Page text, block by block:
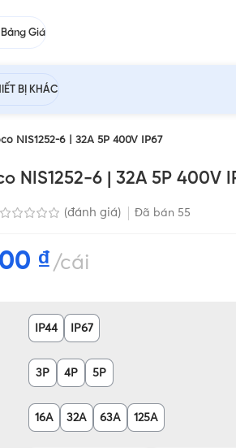
Giá
BỊ KHÁC
NIS1252-6 | 32A 5P 400V IP67
NIS1252-6 | 32A 5P 400V
(đánh giá) Đã bán 55
₫ cái
IP44 IP67
3P 4P 5P
16A 32A 63A 125A